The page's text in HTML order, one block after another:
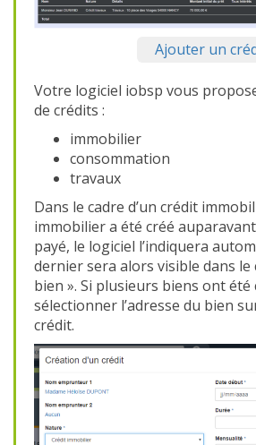
Ajouter un
Votre logiciel iobsp vous
de crédits :
immobilier
consommation
travaux
Dans le cadre d’un crédit
immobilier a été créé auparavant
payé, le logiciel l’indiquera
dernier sera alors visible dans le
bien ». Si plusieurs biens ont été
sélectionner l’adresse du bien
crédit.